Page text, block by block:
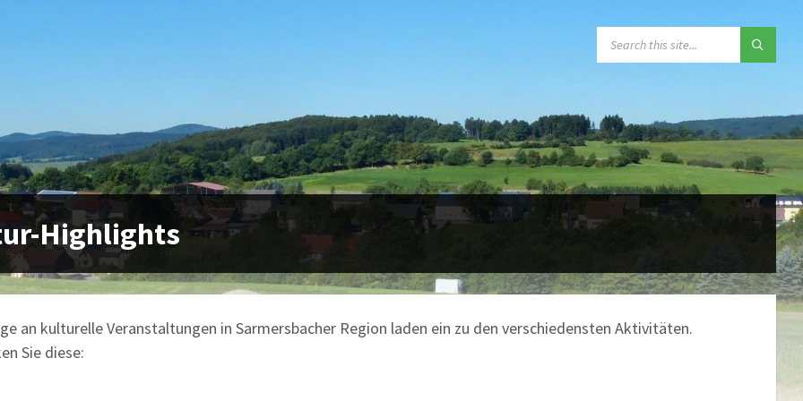
Highlights
an kulturelle Veranstaltungen in Sarmersbacher Region laden ein zu den verschiedensten Aktivitäten.
Sie diese: